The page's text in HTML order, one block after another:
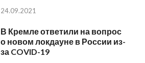
24.09.2021
В Кремле ответили на вопрос
о новом локдауне в России из-
за COVID-19